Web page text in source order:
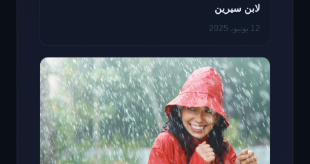
لابن سيرين
12 يونيو، 2025